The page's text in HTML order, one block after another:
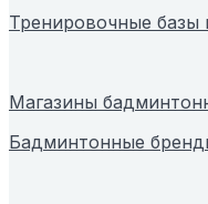
Тренировочные
Магазины
Бадминтонные